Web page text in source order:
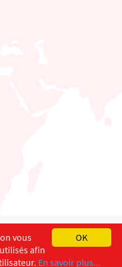
OK
vous
afin
En savoir plus...